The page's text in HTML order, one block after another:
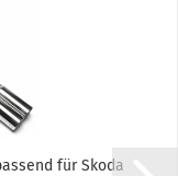
für Skoda